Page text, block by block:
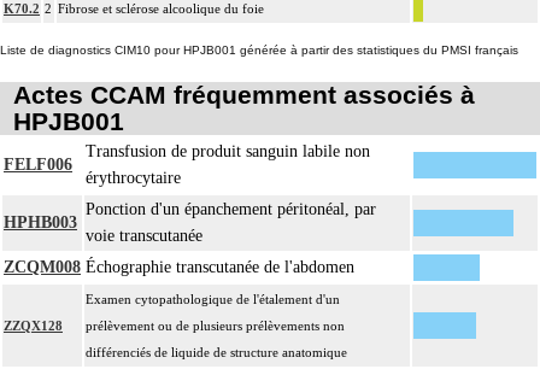
K70.2 2 Fibrose et sclérose alcoolique du foie
Liste de diagnostics CIM10 pour HPJB001 générée à partir des statistiques du PMSI français
Actes CCAM fréquemment associés à
HPJB001
FELF006
Transfusion de produit sanguin labile non
érythrocytaire
HPHB003
Ponction d'un épanchement péritonéal, par
voie transcutanée
ZCQM008 Échographie transcutanée de l'abdomen
ZZQX128
Examen cytopathologique de l'étalement d'un
prélèvement ou de plusieurs prélèvements non
différenciés de liquide de structure anatomique